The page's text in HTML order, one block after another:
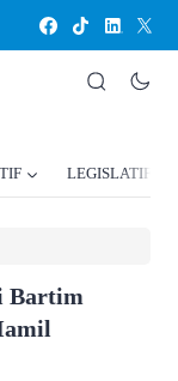
LEGISLATIF
Bartim